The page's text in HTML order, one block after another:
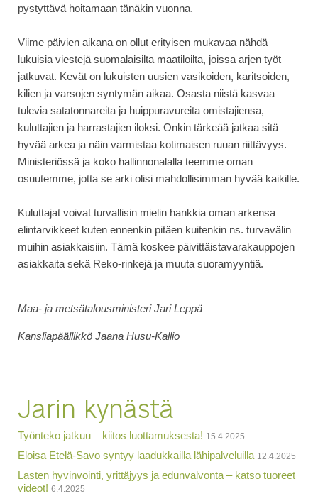
pystyttävä hoitamaan tänäkin vuonna.
Viime päivien aikana on ollut erityisen mukavaa nähdä
lukuisia viestejä suomalaisilta maatiloilta, joissa arjen työt
jatkuvat. Kevät on lukuisten uusien vasikoiden, karitsoiden,
kilien ja varsojen syntymän aikaa. Osasta niistä kasvaa
tulevia satatonnareita ja huippuravureita omistajiensa,
kuluttajien ja harrastajien iloksi. Onkin tärkeää jatkaa sitä
hyvää arkea ja näin varmistaa kotimaisen ruuan riittävyys.
Ministeriössä ja koko hallinnonalalla teemme oman
osuutemme, jotta se arki olisi mahdollisimman hyvää kaikille.
Kuluttajat voivat turvallisin mielin hankkia oman arkensa
elintarvikkeet kuten ennenkin pitäen kuitenkin ns. turvavälin
muihin asiakkaisiin. Tämä koskee päivittäistavarakauppojen
asiakkaita sekä Reko-rinkejä ja muuta suoramyyntiä.
Maa- ja metsätalousministeri Jari Leppä
Kansliapäällikkö Jaana Husu-Kallio
Jarin kynästä
Työnteko jatkuu – kiitos luottamuksesta! 15.4.2025
Eloisa Etelä-Savo syntyy laadukkailla lähipalveluilla 12.4.2025
Lasten hyvinvointi, yrittäjyys ja edunvalvonta – katso tuoreet
videot! 6.4.2025